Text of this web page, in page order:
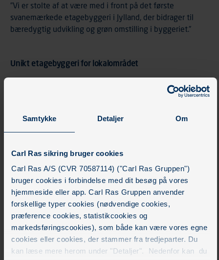
Samtykke Detaljer Om
Carl Ras sikring bruger cookies
Carl Ras A/S (CVR 70587114) ("Carl Ras Gruppen")
bruger cookies i forbindelse med dit besøg på vores
hjemmeside eller app. Carl Ras Gruppen anvender
forskellige typer cookies (nødvendige cookies,
præference cookies, statistikcookies og
markedsføringscookies), som både kan være vores egne
cookies eller cookies, der stammer fra tredjeparter. Du
kan læse mere herom under "Detaljer". Nedenfor kan du
”Vi er stolte af at være med i front på det første
svanemærkede etagebyggeri i Jylland, der bidrager til
bæredygtig udvikling og grøn omstilling i byggeriet.”
Unikt etagebyggeri for lokalområdet
Kolding Sky bliver et 70 meter højt boligtårn med 99 nye
attraktive lejeboliger fordelt på 19 etager. Bygningen
lokalområdet:
kvalitetsbygninger i Kolding og et unikt vartegn, der gør
en forskel for lokalområdet. Samtidig bliver lejeboligerne
placeret op ad grønne områder og med god udsigt over
byen og havet,” siger Mikkel Lindstrøm.
Se Danmark største udvalg af beslag her
om, hvordan vi gør det nemt at bygge bæredygtigt på
her.